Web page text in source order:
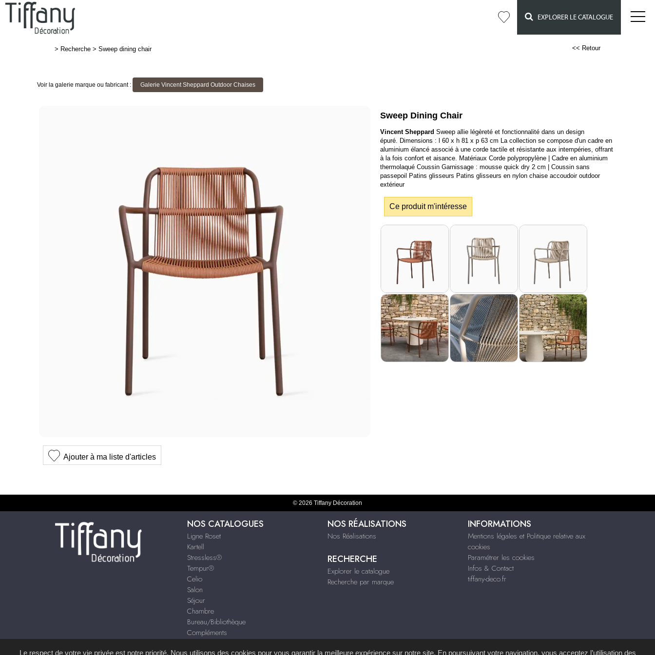
EXPLORER LE CATALOGUE
> Recherche > Sweep dining chair << Retour
Voir la galerie marque ou fabricant : Galerie Vincent Sheppard Outdoor Chaises
Ajouter à ma liste d'articles
Sweep Dining Chair
Vincent Sheppard Sweep allie légèreté et fonctionnalité dans un design
épuré. Dimensions : l 60 x h 81 x p 63 cm La collection se compose d'un cadre en
aluminium élancé associé à une corde tactile et résistante aux intempéries, offrant
à la fois confort et aisance. Matériaux Corde polypropylène | Cadre en aluminium
thermolaqué Coussin Garnissage : mousse quick dry 2 cm | Coussin sans
passepoil Patins glisseurs Patins glisseurs en nylon chaise accoudoir outdoor
extérieur
Ce produit m'intéresse
© 2026 Tiffany Décoration
NOS CATALOGUES
Ligne Roset
Kartell
Stressless®
Tempur®
Celio
Salon
Séjour
Chambre
Bureau/Bibliothèque
Compléments
NOS RÉALISATIONS
Nos Réalisations
RECHERCHE
Explorer le catalogue
Recherche par marque
INFORMATIONS
Mentions légales et Politique relative aux
cookies
Paramétrer les cookies
Infos & Contact
tiffany-deco.fr
Le respect de votre vie privée est notre priorité. Nous utilisons des cookies pour vous garantir la meilleure expérience sur notre site. En poursuivant votre navigation, vous acceptez l’utilisation des